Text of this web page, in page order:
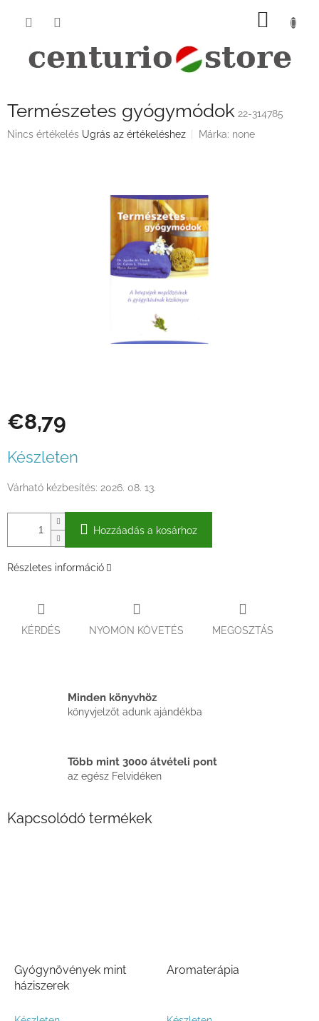
KOSÁR
Természetes gyógymódok 22-314785
A
Nincs értékelés Ugrás az értékeléshez Márka: none
€8,79
Készleten
Várható kézbesítés: 2026. 08. 13.
Hozzáadás a kosárhoz
Részletes információ
KÉRDÉS NYOMON KÖVETÉS MEGOSZTÁS
Minden könyvhöz
könyvjelzőt adunk ajándékba
Több mint 3000 átvételi pont
az egész Felvidéken
Kapcsolódó termékek
Gyógynövények mint
háziszerek
Aromaterápia